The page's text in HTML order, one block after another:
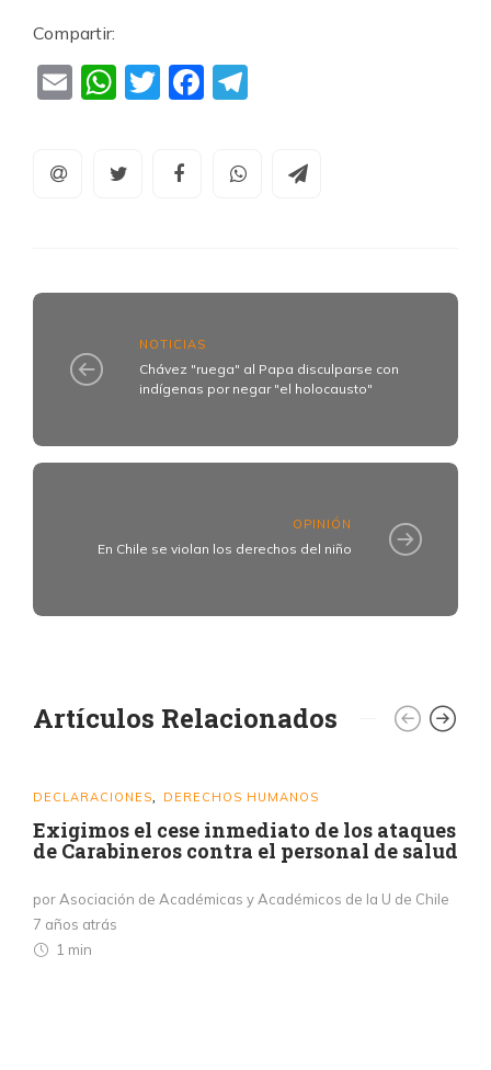
Compartir:
EmailWhatsApp
TwitterFacebook
NOTICIAS
Chávez "ruega" al Papa disculparse con
indígenas por negar "el holocausto"
OPINIÓN
En Chile se violan los derechos del niño
Artículos Relacionados
DECLARACIONES DERECHOS HUMANOS
Exigimos el cese inmediato de los ataques
de Carabineros contra el personal de salud
por Asociación de Académicas y Académicos de la U de Chile
7 años atrás
1 min